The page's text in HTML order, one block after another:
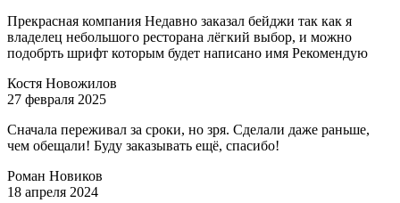
Прекрасная компания Недавно заказал бейджи так как я
владелец небольшого ресторана лёгкий выбор, и можно
подобрть шрифт которым будет написано имя Рекомендую
Костя Новожилов
27 февраля 2025
Сначала переживал за сроки, но зря. Сделали даже раньше,
чем обещали! Буду заказывать ещё, спасибо!
Роман Новиков
18 апреля 2024